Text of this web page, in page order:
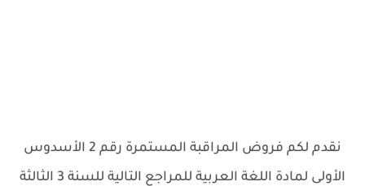
نقدم لكم فروض المراقبة المستمرة رقم 2 الأسدوس
الأولى لمادة اللغة العربية للمراجع التالية للسنة 3 الثالثة